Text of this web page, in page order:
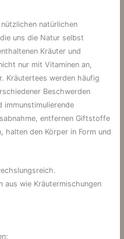
natürlichen
uns die Natur selbst
Kräuter und
nur mit Vitaminen an,
Kräutertees werden häufig
Beschwerden
immunstimulierende
entfernen Giftstoffe
halten den Körper in Form und
aus wie Kräutermischungen